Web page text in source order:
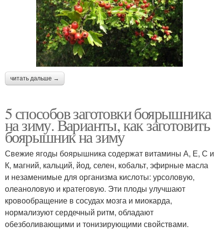
читать дальше →
5 способов заготовки боярышника
на зиму. Варианты, как заготовить
боярышник на зиму
Свежие ягоды боярышника содержат витамины А, Е, С и
К, магний, кальций, йод, селен, кобальт, эфирные масла
и незаменимые для организма кислоты: урсоловую,
олеаноловую и кратеговую. Эти плоды улучшают
кровообращение в сосудах мозга и миокарда,
нормализуют сердечный ритм, обладают
обезболивающими и тонизирующими свойствами.